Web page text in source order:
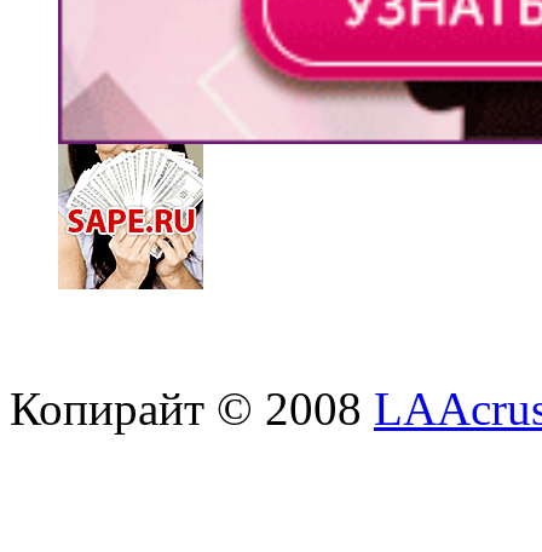
Копирайт © 2008